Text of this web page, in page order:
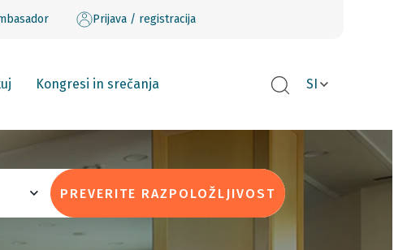
Prijava / registracija
Kongresi in srečanja SI
PREVERITE RAZPOLOŽLJIVOST